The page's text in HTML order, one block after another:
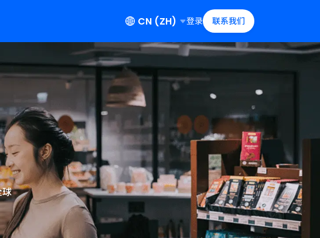
多个支付应用
移动支付提供商
连接移动支付应用用户与数百
万商户
钱包
提升转化
全球
Score
凭证
和促销
新一代钱包科技
Alipay+ 钱包技术
AI驱动的钱包技术解决方案
Alipay+ 钱包平台（Wallet Platform）
构建下一代钱包平台
Alipay+ 超级应用平台 （ASAP）
从支付工具进阶为超级应用
Alipay+ 金融驾驶舱（GenAI Cockpit）
AI即服务平台
Alipay+ 金融级AI平台即服务 （AFAP）
孵化未来金融超级应用
公司品牌
Ant International
Antom
Bettr
WorldFirst
CN (ZH)
Global (English )
China
中文)
日本語)
Malaysia
English
Philippines ( English )
Singapore
( English )
South Korea
한국어)
登录 联系我们